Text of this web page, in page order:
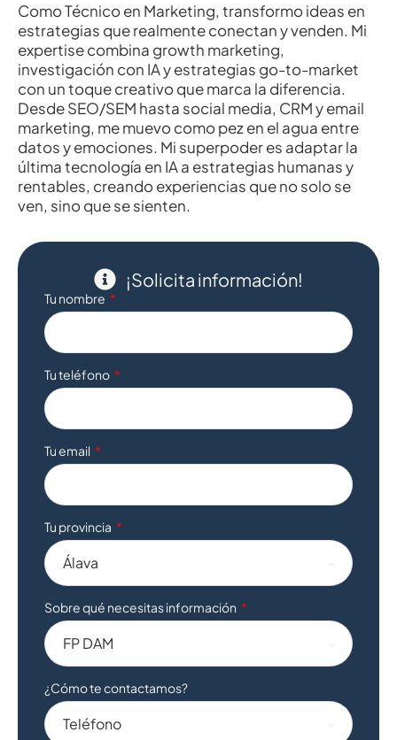
¡Solicita información!
Tu nombre
Tu teléfono
Tu email
Tu provincia
Sobre qué necesitas información
¿Cómo te contactamos?
Como Técnico en Marketing, transformo ideas en
estrategias que realmente conectan y venden. Mi
expertise combina growth marketing,
investigación con IA y estrategias go-to-market
con un toque creativo que marca la diferencia.
Desde SEO/SEM hasta social media, CRM y email
marketing, me muevo como pez en el agua entre
datos y emociones. Mi superpoder es adaptar la
última tecnología en IA a estrategias humanas y
rentables, creando experiencias que no solo se
ven, sino que se sienten.